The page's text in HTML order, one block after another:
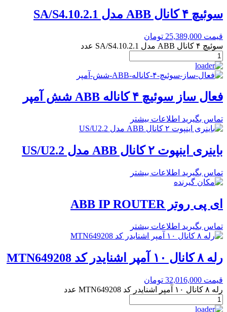
سوئیچ ۴ کانال ABB مدل SA/S4.10.2.1
قیمت 25,389,000 تومان
سوئیچ ۴ کانال ABB مدل SA/S4.10.2.1 عدد
فعال ساز سوئیچ ۴ کاناله ABB شش آمپر
تماس بگیرید اطلاعات بیشتر
باینری اینپوت ۲ کانال ABB مدل US/U2.2
تماس بگیرید اطلاعات بیشتر
ای پی روتر ABB IP ROUTER
تماس بگیرید اطلاعات بیشتر
رله ۸ کانال ۱۰ آمپر اشنایدر کد MTN649208
قیمت 32,016,000 تومان
رله ۸ کانال ۱۰ آمپر اشنایدر کد MTN649208 عدد